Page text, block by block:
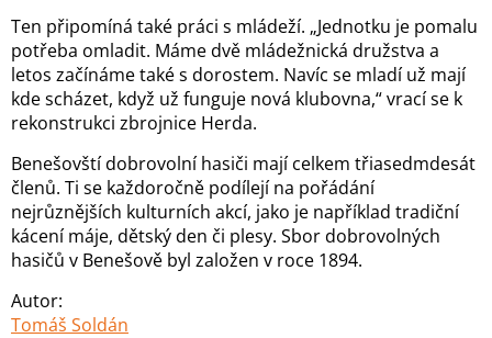
Ten připomíná také práci s mládeží. „Jednotku je pomalu
potřeba omladit. Máme dvě mládežnická družstva a
letos začínáme také s dorostem. Navíc se mladí už mají
kde scházet, když už funguje nová klubovna,“ vrací se k
rekonstrukci zbrojnice Herda.
Benešovští dobrovolní hasiči mají celkem třiasedmdesát
členů. Ti se každoročně podílejí na pořádání
nejrůznějších kulturních akcí, jako je například tradiční
kácení máje, dětský den či plesy. Sbor dobrovolných
hasičů v Benešově byl založen v roce 1894.
Autor:
Tomáš Soldán